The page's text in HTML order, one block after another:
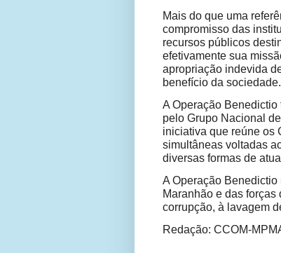
Mais do que uma
compromisso das
recursos públicos
efetivamente sua
apropriação indevida
benefício da sociedade.
A Operação
pelo Grupo Nacional
iniciativa que reúne os
simultâneas voltadas
diversas formas de
A Operação
Maranhão e das
corrupção, à lavagem
Redação: CCOM-